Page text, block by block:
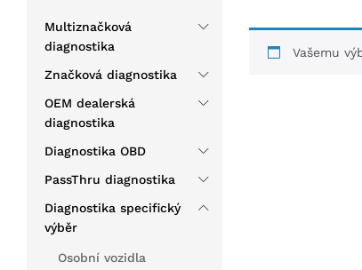
Vašemu
Multiznačková
diagnostika
Značková diagnostika
OEM dealerská
diagnostika
Diagnostika OBD
PassThru diagnostika
Diagnostika specifický
výběr
Osobní vozidla